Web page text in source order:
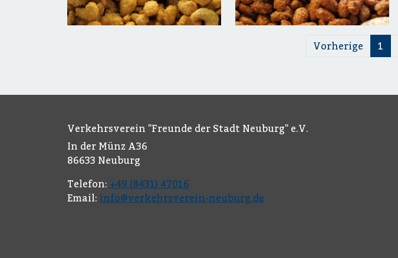
Vorherige 1
Verkehrsverein "Freunde der Stadt Neuburg" e.V.
In der Münz A36
86633 Neuburg
Telefon: +49 (8431) 47016
Email: info@verkehrsverein-neuburg.de